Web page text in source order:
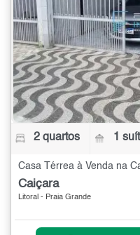
2 quartos 1
Casa Térrea à Venda na
Caiçara
Litoral - Praia Grande